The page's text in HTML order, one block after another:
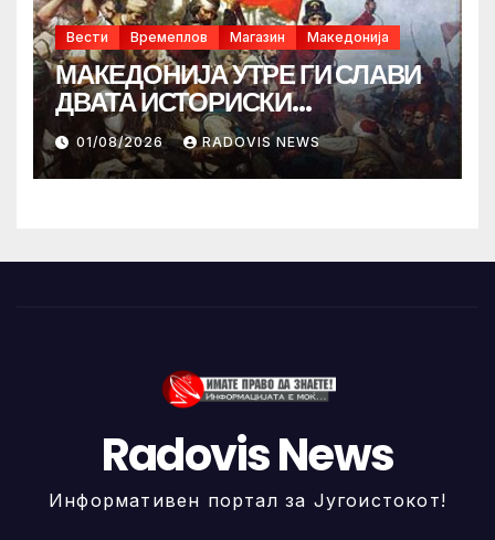
Вести Времеплов Магазин Македонија
МАКЕДОНИЈА УТРЕ ГИ СЛАВИ
ДВАТА ИСТОРИСКИ
ИЛИНДЕНА!
01/08/2026 RADOVIS NEWS
Radovis News
Информативен портал за Југоистокот!